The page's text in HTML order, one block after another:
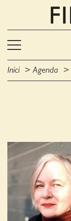
Inici Agenda